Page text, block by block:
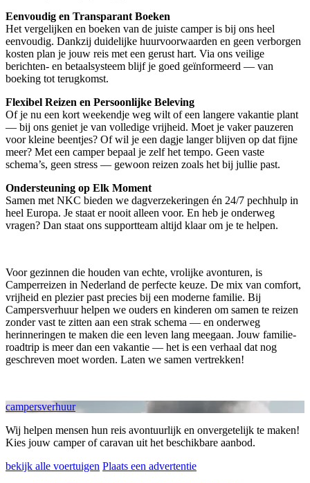
Eenvoudig en Transparant Boeken
Het vergelijken en boeken van de juiste camper is bij ons heel
eenvoudig. Dankzij duidelijke huurvoorwaarden en geen verborgen
kosten plan je jouw reis met een gerust hart. Via ons veilige
berichten- en betaalsysteem blijf je goed geïnformeerd — van
boeking tot terugkomst.
Flexibel Reizen en Persoonlijke Beleving
Of je nu een kort weekendje weg wilt of een langere vakantie plant
— bij ons geniet je van volledige vrijheid. Moet je vaker pauzeren
voor kleine beentjes? Of wil je een dagje langer blijven op dat fijne
meer? Met een camper bepaal je zelf het tempo. Geen vaste
schema’s, geen stress — gewoon reizen zoals het bij jullie past.
Ondersteuning op Elk Moment
Samen met NKC bieden we dagverzekeringen én 24/7 pechhulp in
heel Europa. Je staat er nooit alleen voor. En heb je onderweg
vragen? Dan staat ons supportteam altijd klaar om je te helpen.
Voor gezinnen die houden van echte, vrolijke avonturen, is
Camperreizen in Nederland de perfecte keuze. De mix van comfort,
vrijheid en plezier past precies bij een moderne familie. Bij
Campersverhuur helpen we ouders en kinderen om samen te reizen
zonder vast te zitten aan een strak schema — en onderweg
herinneringen te maken die een leven lang meegaan. Jouw familie-
roadtrip is meer dan een vakantie — het is een verhaal dat nog
geschreven moet worden. Laten we samen vertrekken!
campersverhuur
Wij helpen mensen hun reis avontuurlijk en onvergetelijk te maken!
Kies jouw camper of caravan uit het beschikbare aanbod.
bekijk alle voertuigen Plaats een advertentie